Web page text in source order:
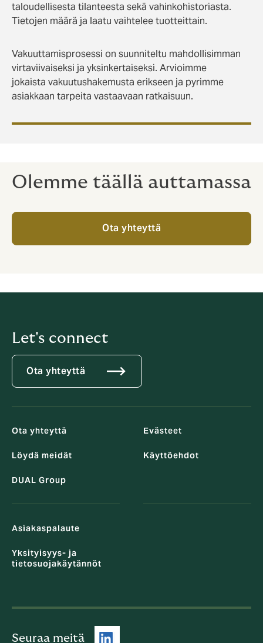
taloudellisesta tilanteesta sekä vahinkohistoriasta.
Tietojen määrä ja laatu vaihtelee tuotteittain.
Vakuuttamisprosessi on suunniteltu mahdollisimman
virtaviivaiseksi ja yksinkertaiseksi. Arvioimme
jokaista vakuutushakemusta erikseen ja pyrimme
asiakkaan tarpeita vastaavaan ratkaisuun.
Olemme täällä auttamassa
Ota yhteyttä
Let's connect
Ota yhteyttä
Ota yhteyttä
Löydä meidät
DUAL Group
Evästeet
Käyttöehdot
Asiakaspalaute
Yksityisyys- ja
tietosuojakäytännöt
Seuraa meitä